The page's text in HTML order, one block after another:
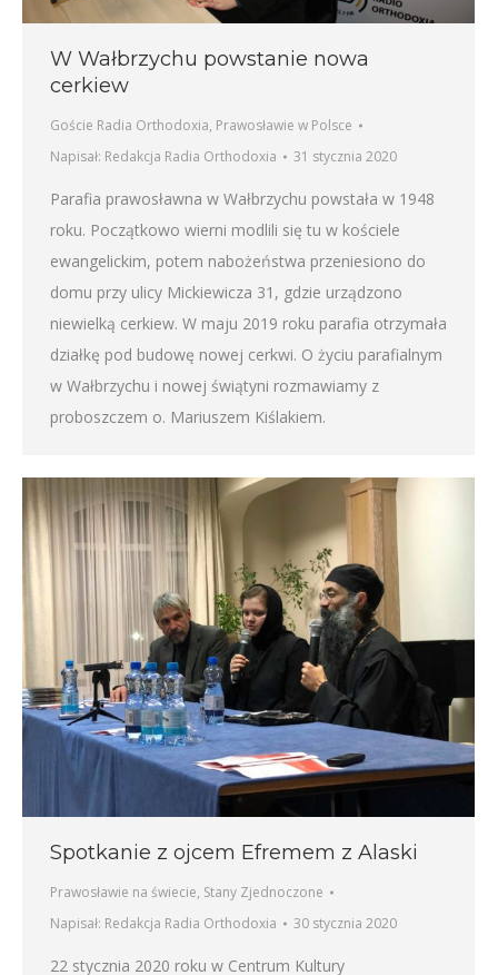
W Wałbrzychu powstanie nowa
cerkiew
Goście Radia Orthodoxia, Prawosławie w Polsce
Napisał: Redakcja Radia Orthodoxia 31 stycznia 2020
Parafia prawosławna w Wałbrzychu powstała w 1948
roku. Początkowo wierni modlili się tu w kościele
ewangelickim, potem nabożeństwa przeniesiono do
domu przy ulicy Mickiewicza 31, gdzie urządzono
niewielką cerkiew. W maju 2019 roku parafia otrzymała
działkę pod budowę nowej cerkwi. O życiu parafialnym
w Wałbrzychu i nowej świątyni rozmawiamy z
proboszczem o. Mariuszem Kiślakiem.
Spotkanie z ojcem Efremem z Alaski
Prawosławie na świecie, Stany Zjednoczone
Napisał: Redakcja Radia Orthodoxia 30 stycznia 2020
22 stycznia 2020 roku w Centrum Kultury